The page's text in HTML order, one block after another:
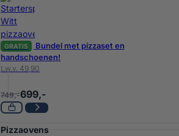
GRATIS
Bundel met pizzaset en
handschoenen!
t.w.v. 49,90
749,-699,-
Pizzaovens